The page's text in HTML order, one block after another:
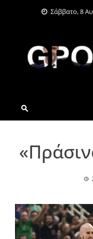
Σάββατο, 8
G-